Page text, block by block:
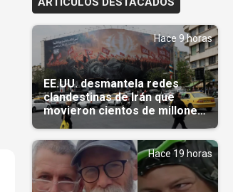
Hace 9 horas
EE.UU. desmantela redes
clandestinas de Irán que
movieron cientos de millones
de dólares
Hace 19 horas